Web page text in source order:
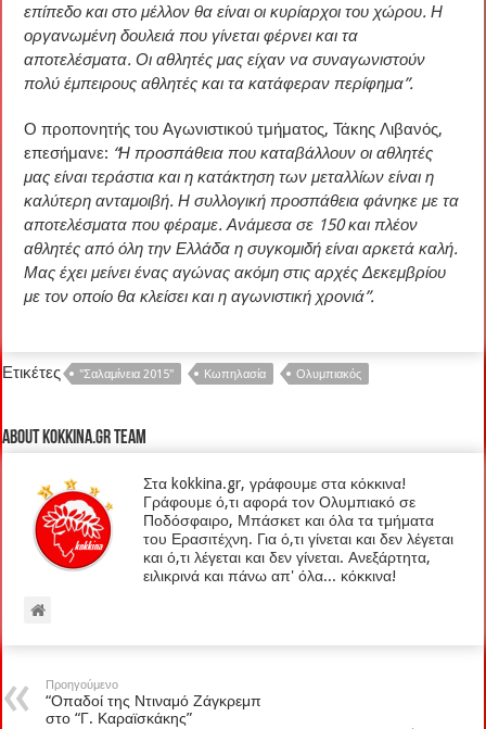
επίπεδο και στο μέλλον θα είναι οι κυρίαρχοι του χώρου. Η
οργανωμένη δουλειά που γίνεται φέρνει και τα
αποτελέσματα. Οι αθλητές μας είχαν να συναγωνιστούν
πολύ έμπειρους αθλητές και τα κατάφεραν περίφημα”.
Ο προπονητής του Αγωνιστικού τμήματος, Τάκης Λιβανός,
επεσήμανε: “Η προσπάθεια που καταβάλλουν οι αθλητές
μας είναι τεράστια και η κατάκτηση των μεταλλίων είναι η
καλύτερη ανταμοιβή. Η συλλογική προσπάθεια φάνηκε με τα
αποτελέσματα που φέραμε. Ανάμεσα σε 150 και πλέον
αθλητές από όλη την Ελλάδα η συγκομιδή είναι αρκετά καλή.
Μας έχει μείνει ένας αγώνας ακόμη στις αρχές Δεκεμβρίου
με τον οποίο θα κλείσει και η αγωνιστική χρονιά”.
Ετικέτες "Σαλαμίνεια 2015" Κωπηλασία Ολυμπιακός
About kokkina.gr TEAM
Στα kokkina.gr, γράφουμε στα κόκκινα!
Γράφουμε ό,τι αφορά τον Ολυμπιακό σε
Ποδόσφαιρο, Μπάσκετ και όλα τα τμήματα
του Ερασιτέχνη. Για ό,τι γίνεται και δεν λέγεται
και ό,τι λέγεται και δεν γίνεται. Ανεξάρτητα,
ειλικρινά και πάνω απ' όλα... κόκκινα!
Προηγούμενο
“Οπαδοί της Ντιναμό Ζάγκρεμπ
στο “Γ. Καραϊσκάκης”